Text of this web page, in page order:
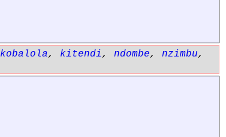
kobalola, kitendi, ndombe, nzimbu,